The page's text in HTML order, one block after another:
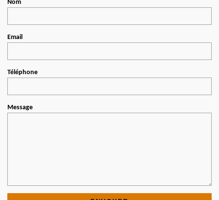
Nom
Email
Téléphone
Message